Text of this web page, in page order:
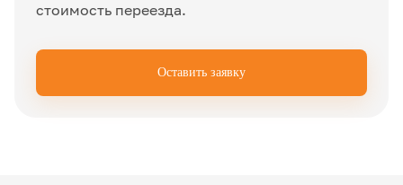
стоимость переезда.
Оставить заявку